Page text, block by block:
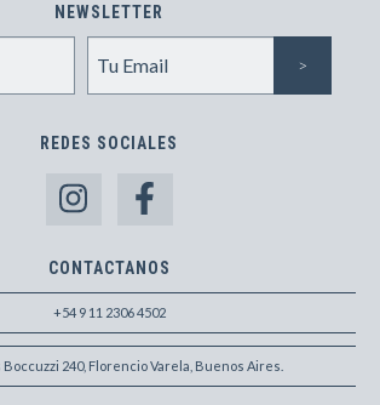
NEWSLETTER
REDES SOCIALES
CONTACTANOS
+54 9 11 2306 4502
Boccuzzi 240, Florencio Varela, Buenos Aires.